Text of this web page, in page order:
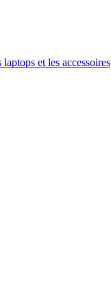
et les accessoires